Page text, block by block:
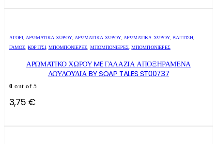
ΑΓΌΡΙ,ΑΡΩΜΑΤΙΚΆ ΧΏΡΟΥ,ΑΡΩΜΑΤΙΚΆ ΧΏΡΟΥ,ΑΡΩΜΑΤΙΚΆ ΧΏΡΟΥ, ΒΑΠΤΙΣΗ,
ΓΑΜΟΣ,ΚΟΡΊΤΣΙ, ΜΠΟΜΠΟΝΙΈΡΕΣ, ΜΠΟΜΠΟΝΙΈΡΕΣ,ΜΠΟΜΠΟΝΙΈΡΕΣ
ΑΡΩΜΑΤΙΚΟ ΧΩΡΟΥ ME ΓΑΛΑΖΙΑ ΑΠΟΞΗΡΑΜΕΝΑ
ΛΟΥΛΟΥΔΙΑ BY SOAP TALES ST00737
0 out of 5
3,75 €